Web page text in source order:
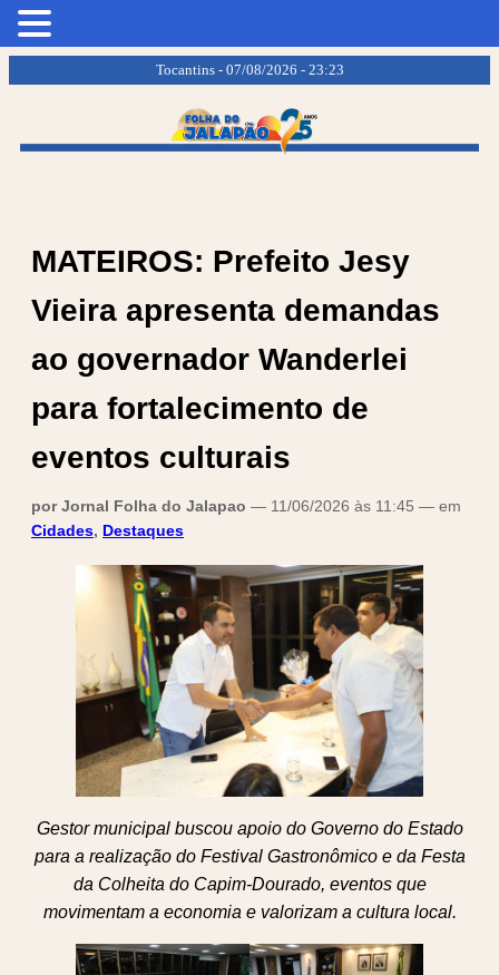
Tocantins - 07/08/2026 - 23:23
MATEIROS: Prefeito Jesy
Vieira apresenta demandas
ao governador Wanderlei
para fortalecimento de
eventos culturais
por Jornal Folha do Jalapao — 11/06/2026 às 11:45 — em
Cidades, Destaques
Gestor municipal buscou apoio do Governo do Estado
para a realização do Festival Gastronômico e da Festa
da Colheita do Capim-Dourado, eventos que
movimentam a economia e valorizam a cultura local.